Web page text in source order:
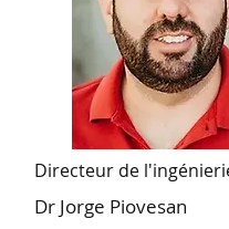
Directeur de
Dr Jorge Piovesan